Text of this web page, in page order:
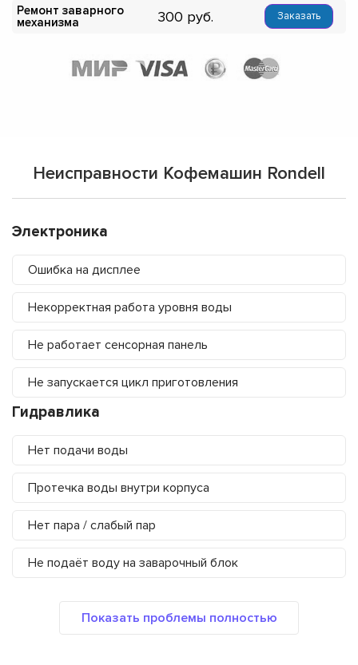
Ремонт заварного
механизма
300 Заказать
Неисправности Кофемашин Rondell
Электроника
Ошибка на дисплее
Некорректная работа уровня воды
Не работает сенсорная панель
Не запускается цикл приготовления
Гидравлика
Нет подачи воды
Протечка воды внутри корпуса
Нет пара / слабый пар
Не подаёт воду на заварочный блок